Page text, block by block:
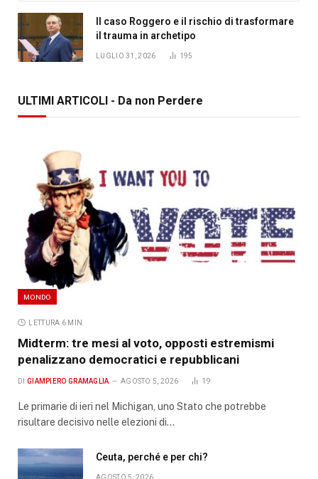
Il caso Roggero e il rischio di trasformare
il trauma in archetipo
LUGLIO 31, 2026 195
ULTIMI ARTICOLI - Da non Perdere
MONDO
LETTURA 6 MIN.
Midterm: tre mesi al voto, opposti estremismi
penalizzano democratici e repubblicani
DI GIAMPIERO GRAMAGLIA AGOSTO 5, 2026 19
Le primarie di ieri nel Michigan, uno Stato che potrebbe
risultare decisivo nelle elezioni di…
Ceuta, perché e per chi?
AGOSTO 5, 2026